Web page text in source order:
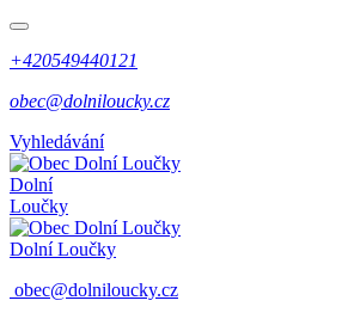
+420549440121
obec@dolniloucky.cz
Vyhledávání
Dolní
Loučky
Dolní Loučky
obec@dolniloucky.cz